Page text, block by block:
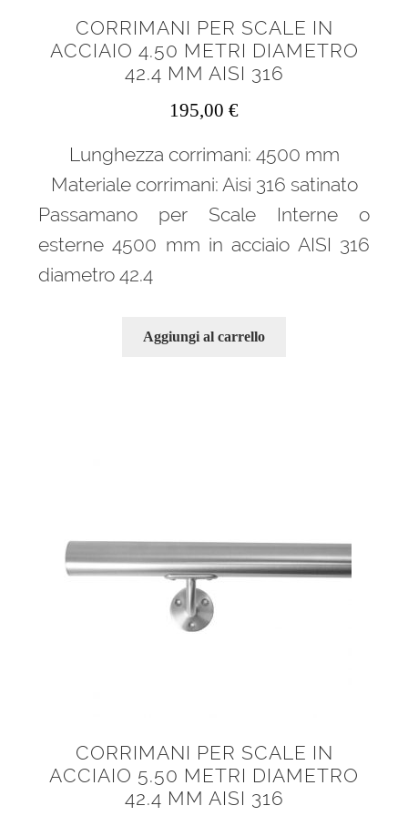
CORRIMANI PER SCALE IN
ACCIAIO 4.50 METRI DIAMETRO
42.4 MM AISI 316
195,00 €
Lunghezza corrimani: 4500 mm
Materiale corrimani: Aisi 316 satinato
Passamano per Scale Interne o
esterne 4500 mm in acciaio AISI 316
diametro 42.4
Aggiungi al carrello
CORRIMANI PER SCALE IN
ACCIAIO 5.50 METRI DIAMETRO
42.4 MM AISI 316